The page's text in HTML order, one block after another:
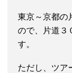
東京～京都の
ので、片道３
す。
ただし、ツア